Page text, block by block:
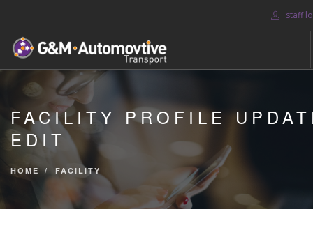
staff
ABOUT US
BLOG
CONTACT US
SEARCH SITE
FACILITY PROFILE
EDIT
HOME FACILITY